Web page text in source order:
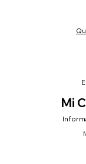
Mi